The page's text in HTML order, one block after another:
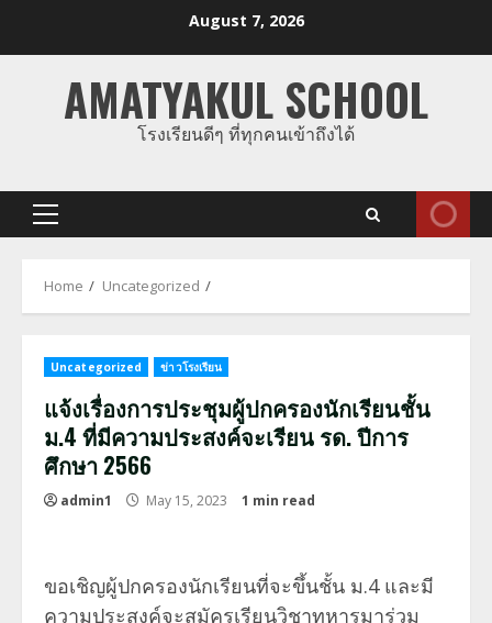
August 7, 2026
AMATYAKUL SCHOOL
โรงเรียนดีๆ ที่ทุกคนเข้าถึงได้
Primary
Home Uncategorized
Uncategorized ข่าวโรงเรียน
แจ้งเรื่องการประชุมผู้ปกครองนักเรียนชั้น
ม.4 ที่มีความประสงค์จะเรียน รด. ปีการ
ศึกษา 2566
admin1 May 15, 2023 1 min read
ขอเชิญผู้ปกครองนักเรียนที่จะขึ้นชั้น ม.4 และมี
ความประสงค์จะสมัครเรียนวิชาทหารมาร่วม